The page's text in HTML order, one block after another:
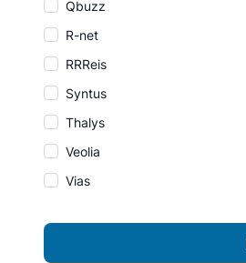
Qbuzz
R-net
RRReis
Syntus
Thalys
Veolia
Vias